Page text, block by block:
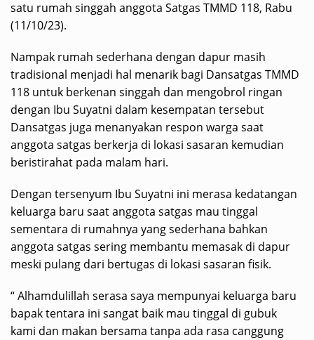
satu rumah singgah anggota Satgas TMMD 118, Rabu
(11/10/23).
Nampak rumah sederhana dengan dapur masih
tradisional menjadi hal menarik bagi Dansatgas TMMD
118 untuk berkenan singgah dan mengobrol ringan
dengan Ibu Suyatni dalam kesempatan tersebut
Dansatgas juga menanyakan respon warga saat
anggota satgas berkerja di lokasi sasaran kemudian
beristirahat pada malam hari.
Dengan tersenyum Ibu Suyatni ini merasa kedatangan
keluarga baru saat anggota satgas mau tinggal
sementara di rumahnya yang sederhana bahkan
anggota satgas sering membantu memasak di dapur
meski pulang dari bertugas di lokasi sasaran fisik.
“ Alhamdulillah serasa saya mempunyai keluarga baru
bapak tentara ini sangat baik mau tinggal di gubuk
kami dan makan bersama tanpa ada rasa canggung